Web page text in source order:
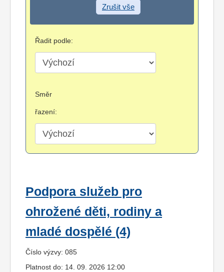
Zrušit vše
Řadit podle:
Směr
řazení:
Podpora služeb pro
ohrožené děti, rodiny a
mladé dospělé (4)
Číslo výzvy: 085
Platnost do: 14. 09. 2026 12:00